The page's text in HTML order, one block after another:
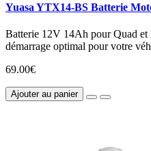
Yuasa YTX14-BS Batterie
Batterie 12V 14Ah pour Quad et
démarrage optimal pour votre
69.00€
Ajouter au panier